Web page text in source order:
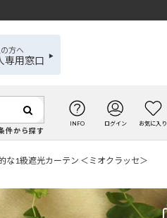
方へ
専用窓口
件から探す
INFO ログイン お気に入り
な1級遮光カーテン ＜ミオクラッセ＞